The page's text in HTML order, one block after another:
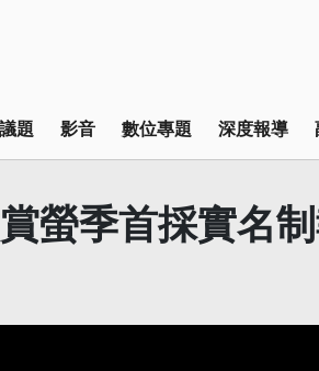
題 影音 數位專題 深度報導
螢季首採實名